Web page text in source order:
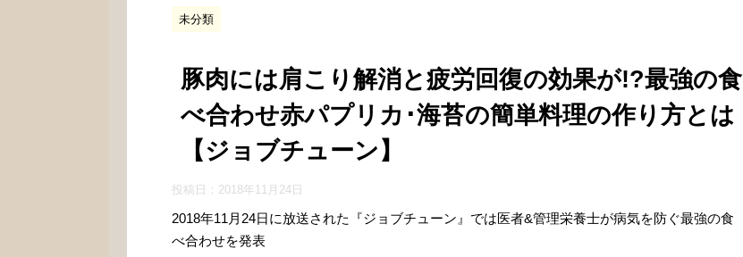
未分類
豚肉には肩こり解消と疲労回復の効果が!?最強の食
べ合わせ赤パプリカ･海苔の簡単料理の作り方とは
【ジョブチューン】
投稿日： 2018年11月24日
2018年11月24日に放送された『ジョブチューン』では医者&管理栄養士が病気を防ぐ最強の食
べ合わせを発表